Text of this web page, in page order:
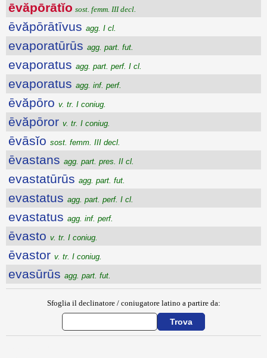
ēvăpōrātĭo sost. femm. III decl.
ēvăpōrātīvus agg. I cl.
evaporatūrūs agg. part. fut.
evaporatus agg. part. perf. I cl.
evaporatus agg. inf. perf.
ēvăpōro v. tr. I coniug.
ēvăpōror v. tr. I coniug.
ēvāsĭo sost. femm. III decl.
ēvastans agg. part. pres. II cl.
evastatūrūs agg. part. fut.
evastatus agg. part. perf. I cl.
evastatus agg. inf. perf.
ēvasto v. tr. I coniug.
ēvastor v. tr. I coniug.
evasūrūs agg. part. fut.
Sfoglia il declinatore / coniugatore latino a partire da: